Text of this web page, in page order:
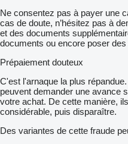
Ne consentez pas à payer une
cas de doute, n’hésitez pas à
et des documents
documents ou encore poser
Prépaiement douteux
C'est l'arnaque la plus
peuvent demander une avance
votre achat. De cette manière,
considérable, puis disparaître.
Des variantes de cette fraude